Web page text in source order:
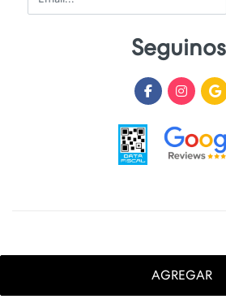
AGREGAR
Desarrollado y Diseñado